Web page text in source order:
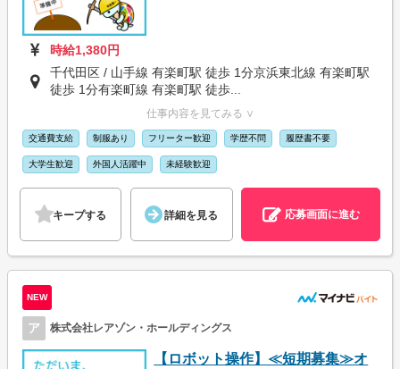
時給1,380円
千代田区 / 山手線 有楽町駅 徒歩 1分京浜東北線 有楽町駅
徒歩 1分有楽町線 有楽町駅 徒歩...
仕事内容を見てみる ∨
交通費支給 制服あり フリーター歓迎 学歴不問 履歴書不要
大学生歓迎 外国人活躍中 未経験歓迎
キープする 詳細を見る 応募画面に進む
NEW
ア 株式会社レアゾン・ホールディングス
【ロボット操作】≪短期募集≫オ